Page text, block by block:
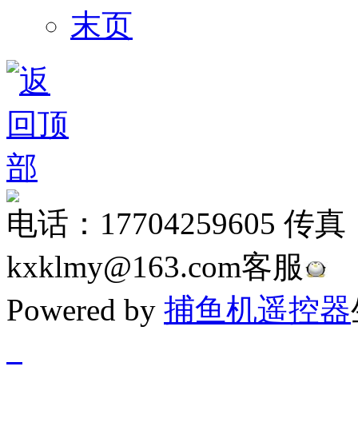
末页
电话：17704259605 传
kxklmy@163.com客服
Powered by 捕鱼机遥控器